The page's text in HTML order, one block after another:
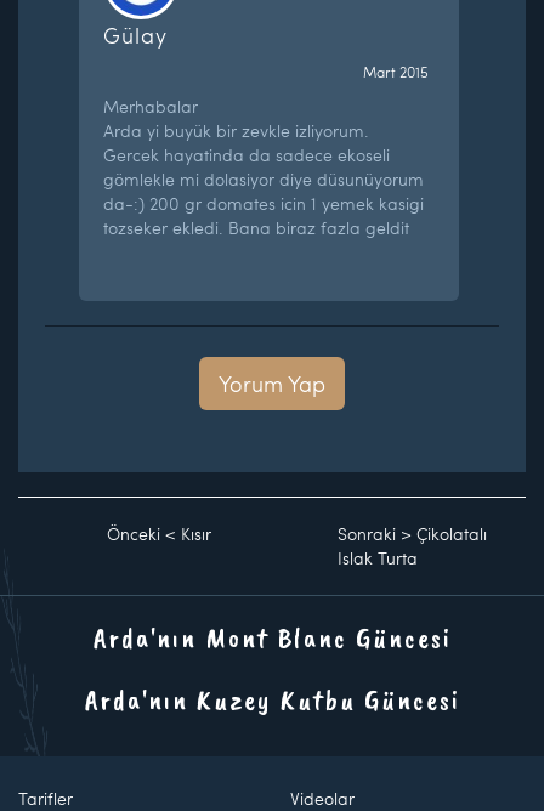
Gülay
Mart 2015
Merhabalar
Arda yi buyük bir zevkle izliyorum.
Gercek hayatinda da sadece ekoseli
gömlekle mi dolasiyor diye düsunüyorum
da-:) 200 gr domates icin 1 yemek kasigi
tozseker ekledi. Bana biraz fazla geldit
Yorum Yap
Önceki < Kısır Sonraki >Çikolatalı
Islak Turta
Arda'nın Mont Blanc Güncesi
Arda'nın Kuzey Kutbu Güncesi
Tarifler Videolar